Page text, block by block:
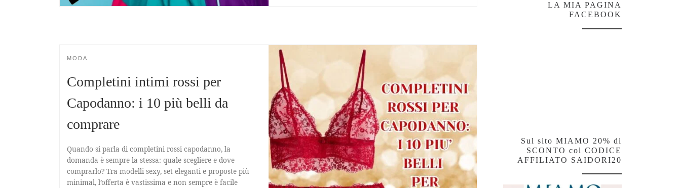
MODA
Completini intimi rossi per
Capodanno: i 10 più belli da
comprare
Quando si parla di completini rossi capodanno, la
domanda è sempre la stessa: quale scegliere e dove
comprarlo? Tra modelli sexy, set eleganti e proposte più
minimal, l’offerta è vastissima e non sempre è facile
LA MIA PAGINA
FACEBOOK
Sul sito MIAMO 20% di
SCONTO col CODICE
AFFILIATO SAIDORI20